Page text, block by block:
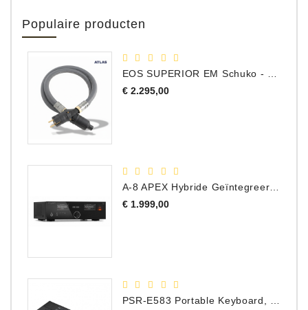
Populaire producten
EOS SUPERIOR EM Schuko - C15 - Netstroom Kabel, 1.0 Meter
€ 2.295,00Prijs
€ 1.999,00Prijs